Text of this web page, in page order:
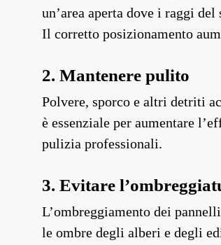
un’area aperta dove i raggi
Il corretto posizionamento
2. Mantenere pulito
Polvere, sporco e altri detriti
è essenziale per aumentare
pulizia professionali.
3. Evitare
L’ombreggiamento dei
le ombre degli alberi e degli